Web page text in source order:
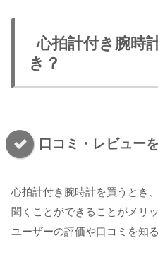
心拍計付き腕時
き？
口コミ・レビュー
心拍計付き腕時計を買うとき
聞くことができることがメリ
ユーザーの評価や口コミを知